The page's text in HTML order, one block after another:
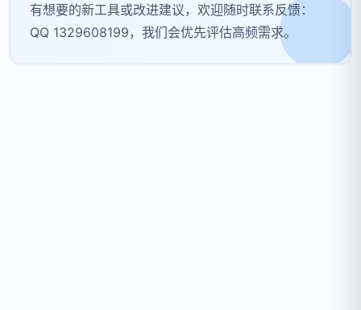
有想要的新工具或改进建议，欢迎随时联系反馈：
QQ 1329608199，我们会优先评估高频需求。